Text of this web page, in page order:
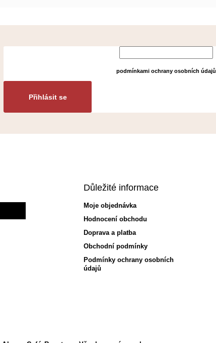
podmínkami ochrany osobních údajů
Přihlásit se
Důležité informace
Moje objednávka
Hodnocení obchodu
Doprava a platba
Obchodní podmínky
Podmínky ochrany osobních
údajů